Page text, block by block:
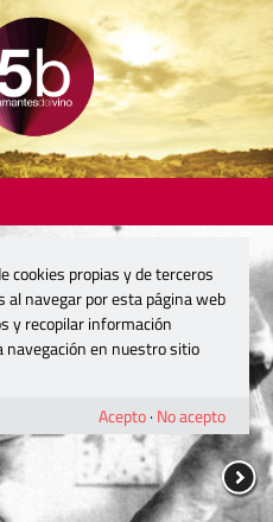
cookies propias y de terceros
al navegar por esta página web
y recopilar información
en nuestro sitio
Acepto· No acepto